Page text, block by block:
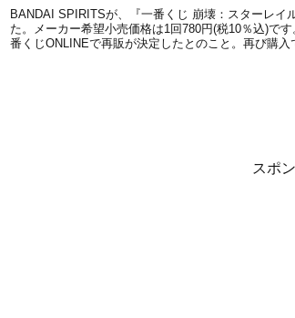
BANDAI SPIRITSが、『一番くじ 崩壊：スターレイ
た。メーカー希望小売価格は1回780円(税10％込)で
番くじONLINEで再販が決定したとのこと。再び購入
スポ